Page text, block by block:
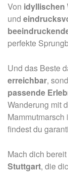
Von idyllischen
und
perfekte
Und das Beste
erreichbar,
passende
Wanderung mit
Mammutmarsch
findest du
Mach dich
Stuttgart, die